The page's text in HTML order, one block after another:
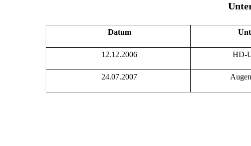
Datum
12.12.2006 HD-
24.07.2007